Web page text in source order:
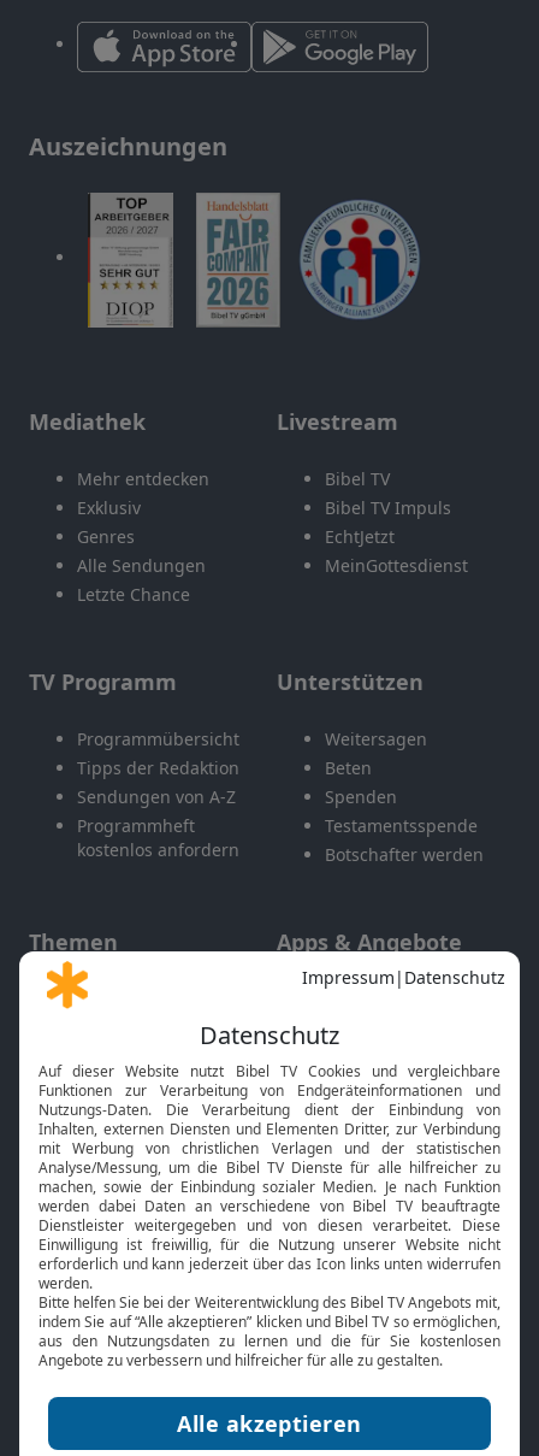
Auszeichnungen
Mediathek
Mehr entdecken
Exklusiv
Genres
Alle Sendungen
Letzte Chance
Livestream
Bibel TV
Bibel TV Impuls
EchtJetzt
MeinGottesdienst
TV Programm
Programmübersicht
Tipps der Redaktion
Sendungen von A-Z
Programmheft
kostenlos anfordern
Unterstützen
Weitersagen
Beten
Spenden
Testamentsspende
Botschafter werden
Themen
Gott und Bibel erklärt
Neuigkeiten
Apps & Angebote
Mobile App
Smart TV
HbbTV
Bibelthek Online-Bibel
Nächster Gottesdienst
Bibel TV
Über uns
Jobs
Mediadaten
Service
Kontakt
TV-Empfang